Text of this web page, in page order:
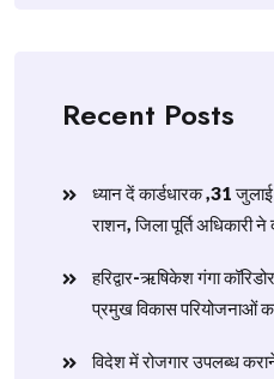
Recent Posts
ध्यान दें कार्डधारक ,31
राशन, जिला पूर्ति अधिकारी ने
हरिद्वार-ऋषिकेश गंगा
प्रमुख विकास परियोजनाओं
विदेश में रोजगार उपलब्ध